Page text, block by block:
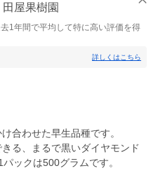
屋果樹園
1年間で平均して特に高い評価を得
詳しくはこちら
合わせた早生品種です。
る、まるで黒いダイヤモンド
ックは500グラムです。